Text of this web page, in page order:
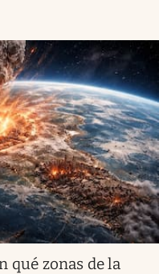
qué zonas de la